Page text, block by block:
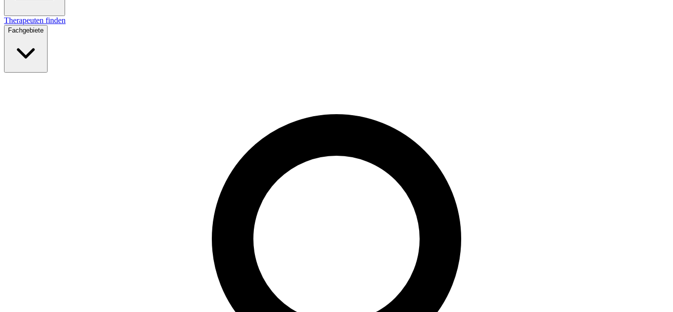
Therapeuten finden
Fachgebiete